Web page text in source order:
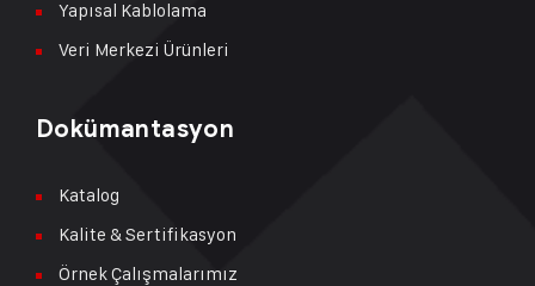
Yapısal Kablolama
Veri Merkezi Ürünleri
Dokümantasyon
Katalog
Kalite & Sertifikasyon
Örnek Çalışmalarımız